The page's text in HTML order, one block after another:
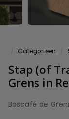
Categorieën
Stap (of
Grens in
Boscafé de